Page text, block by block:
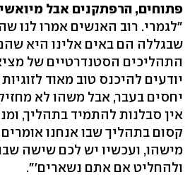
פתוחים, הרפתקנים אבל
"לגמרי. רוב האנשים אמרו לנו
שבגללה הם באים אלינו היא
התהליכים הסטנדרטיים של
יודעים להיכנס טוב מאוד
יחסים בעבר, אבל משהו לא
אין סבלנות להתמיד בתהליך,
קסום בתהליך שבו אנחנו
מישהו, ועכשיו יש לכם שישה
ולהחליט אם אתם נשארים'".